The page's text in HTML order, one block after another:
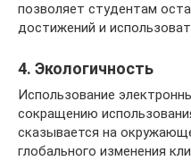
позволяет студентам
достижений и
4. Экологичность
Использование
сокращению
сказывается на
глобального изменения